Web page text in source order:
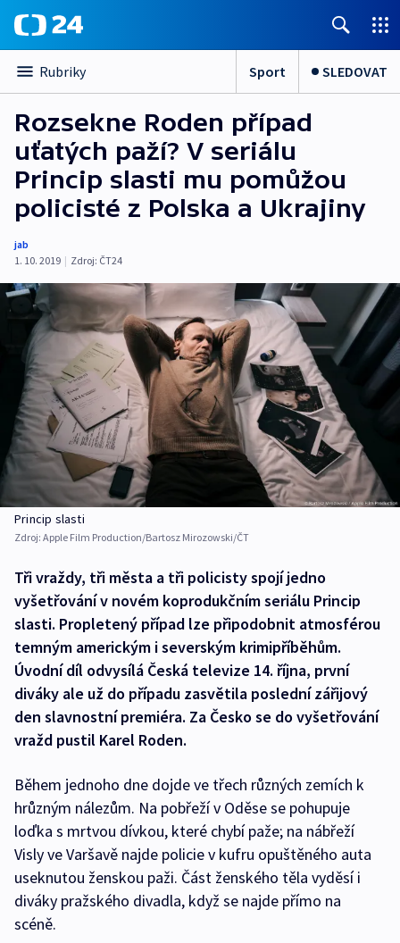
Rubriky Sport SLEDOVAT
Rozsekne Roden případ
uťatých paží? V seriálu
Princip slasti mu pomůžou
policisté z Polska a Ukrajiny
jab
1. 10. 2019 | Zdroj: ČT24
Princip slasti
Zdroj: Apple Film Production/Bartosz Mirozowski/ČT
Tři vraždy, tři města a tři policisty spojí jedno
vyšetřování v novém koprodukčním seriálu Princip
slasti. Propletený případ lze připodobnit atmosférou
temným americkým i severským krimipříběhům.
Úvodní díl odvysílá Česká televize 14. října, první
diváky ale už do případu zasvětila poslední zářijový
den slavnostní premiéra. Za Česko se do vyšetřování
vražd pustil Karel Roden.
Během jednoho dne dojde ve třech různých zemích k
hrůzným nálezům. Na pobřeží v Oděse se pohupuje
loďka s mrtvou dívkou, které chybí paže; na nábřeží
Visly ve Varšavě najde policie v kufru opuštěného auta
useknutou ženskou paži. Část ženského těla vyděsí i
diváky pražského divadla, když se najde přímo na
scéně.